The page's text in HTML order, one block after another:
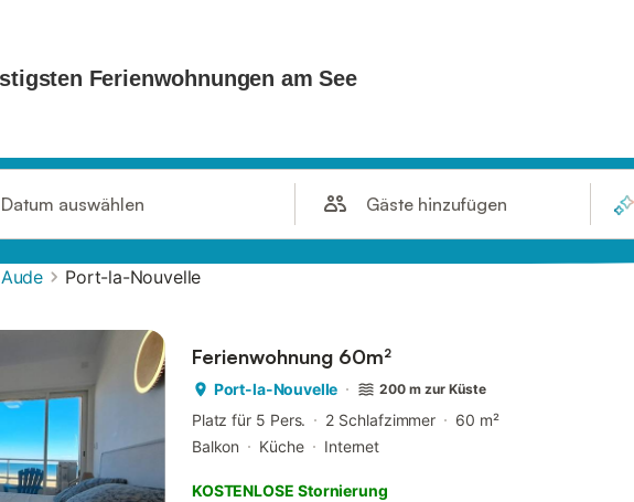
Datum auswählen Gäste hinzufügen
Aude Port-la-Nouvelle
Ferienwohnung 60m²
Port-la-Nouvelle 200 m zur Küste
Platz für 5 Pers. 2 Schlafzimmer
60 m²
Balkon
Küche Internet
KOSTENLOSE Stornierung